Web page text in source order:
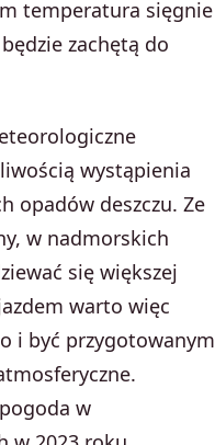
temperatura sięgnie
zachętą do
wystąpienia
opadów deszczu. Ze
w nadmorskich
się większej
warto więc
i być przygotowanym
w